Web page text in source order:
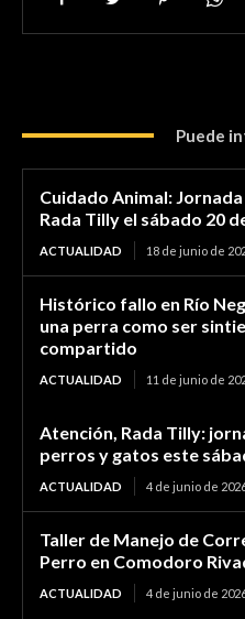
Puede
Cuidado Animal:
Rada Tilly el sábado 20
ACTUALIDAD 18 de junio de
Histórico fallo en Río
una perra como ser
compartido
ACTUALIDAD 11 de junio de
Atención, Rada Tilly:
perros y gatos este
ACTUALIDAD 4 de junio de
Taller de Manejo de
Perro en Comodoro
ACTUALIDAD 4 de junio de